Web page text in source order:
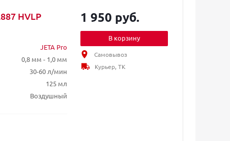
HVLP
JETA Pro
0,8 мм - 1,0 мм
30-60 л/мин
125 мл
Воздушный
1 950 руб.
В корзину
Самовывоз
Курьер, ТК